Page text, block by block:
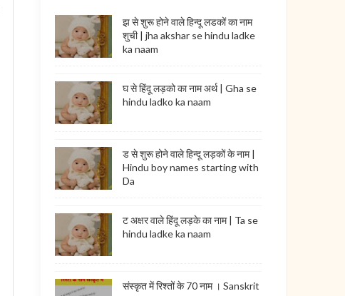
झ से शुरू होने वाले हिन्दू लडकों का नाम
शुची | jha akshar se hindu ladke
ka naam
घ से हिंदू लड़को का नाम अर्थ | Gha se
hindu ladko ka naam
ड से शुरू होने वाले हिन्दू लड़कों के नाम |
Hindu boy names starting with
Da
ट अक्षर वाले हिंदू लड़के का नाम | Ta se
hindu ladke ka naam
संस्कृत में रिश्तों के 70 नाम । Sanskrit